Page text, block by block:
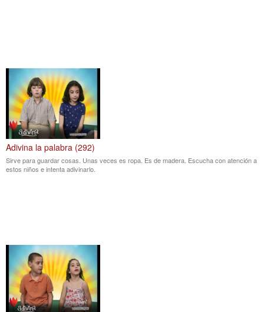
Adivina la palabra (292)
Sirve para guardar cosas. Unas veces es ropa. Es de madera. Escucha con atención a
estos niños e intenta adivinarlo.